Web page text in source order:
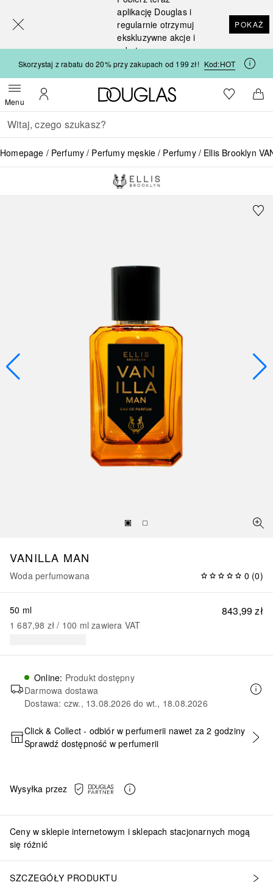
aplikację Douglas i
regularnie otrzymuj
ekskluzywne akcje i
rabaty
POKAŻ
Skorzystaj z rabatu do 20% przy zakupach od 199 zł! Kod:HOT
MenuOtwórz menuMoje konto
Strona główna Douglas
Do listyDo
Wracać
Wykonaj wyszukiwanie
Homepage Perfumy Perfumy męskie Perfumy Ellis Brooklyn
VANILLA MAN
Woda perfumowana 0 (0)
843,99 zł
50 ml
1 687,98 zł / 100 ml zawiera VAT
Online: Produkt dostępny
Darmowa dostawa
Dostawa: czw., 13.08.2026 do wt., 18.08.2026
DODAJ DO KOSZYKA
Click & Collect - odbiór w perfumerii nawet za 2 godziny
Sprawdź dostępność w perfumerii
Wysyłka przez
Ceny w sklepie internetowym i sklepach stacjonarnych mogą
się różnić
SZCZEGÓŁY PRODUKTU
[navigation.slideout.screenreader]